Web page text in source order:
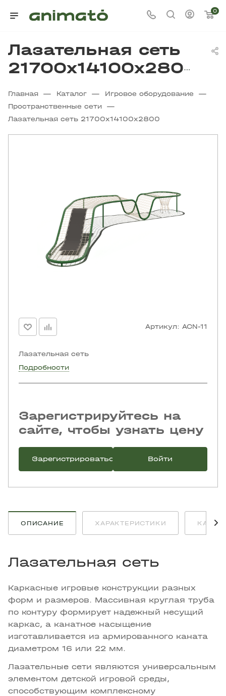
0
Лазательная сеть
21700х14100х2800
Главная — Каталог — Игровое оборудование —
Пространственные сети —
Лазательная сеть 21700х14100х2800
Артикул: ACN-11
Лазательная сеть
Подробности
Зарегистрируйтесь на
сайте, чтобы узнать цену
Зарегистрироваться Войти
ОПИСАНИЕ ХАРАКТЕРИСТИКИ КАК
Лазательная сеть
Каркасные игровые конструкции разных
форм и размеров. Массивная круглая труба
по контуру формирует надежный несущий
каркас, а канатное насыщение
изготавливается из армированного каната
диаметром 16 или 22 мм.
Лазательные сети являются универсальным
элементом детской игровой среды,
способствующим комплексному